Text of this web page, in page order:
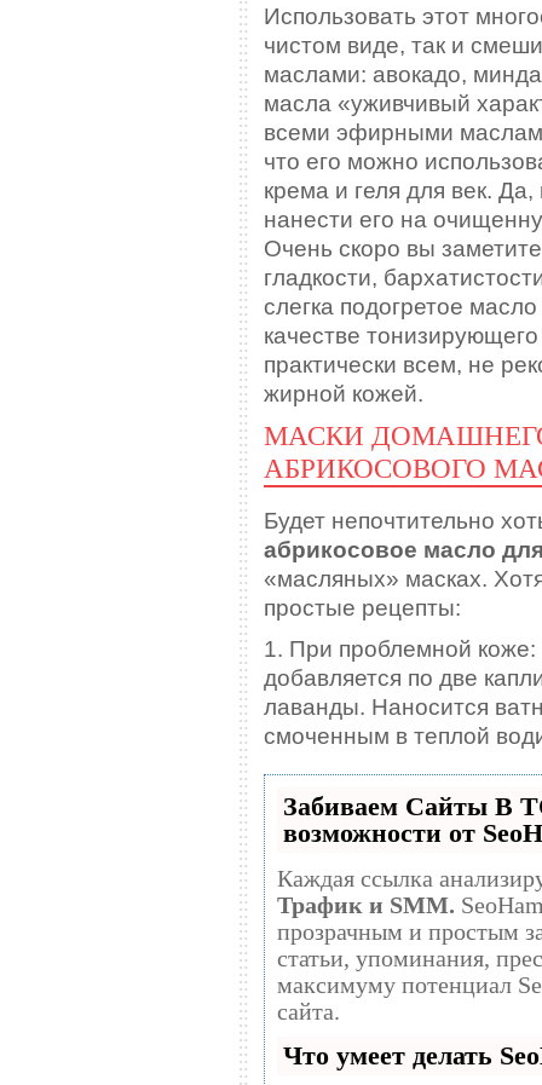
Использовать этот
чистом виде, так и
маслами: авокадо,
масла «уживчивый
всеми эфирными
что его можно
крема и геля для век.
нанести его на
Очень скоро вы
гладкости,
слегка подогретое
качестве
практически всем, не
жирной кожей.
МАСКИ
АБРИКОСОВОГО
Будет непочтительно
абрикосовое масло
«масляных» масках.
простые рецепты:
1. При проблемной коже:
добавляется по две
лаванды. Наносится
смоченным в теплой
Забиваем Сайты В
возможности от
Каждая ссылка
Трафик и SMM.
прозрачным и простым занятием. Ссылки,
статьи, упоминания,
максимуму потенциал
сайта.
Что умеет делать